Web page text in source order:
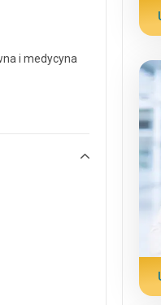
i medycyna
nad